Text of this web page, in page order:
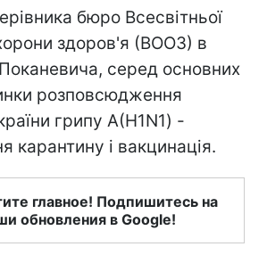
бюро Всесвітньої
здоров'я (ВООЗ) в
Поканевича, серед основних
розповсюдження
грипу А(H1N1) -
карантину і вакцинація.
главное! Подпишитесь на
обновления в Google!